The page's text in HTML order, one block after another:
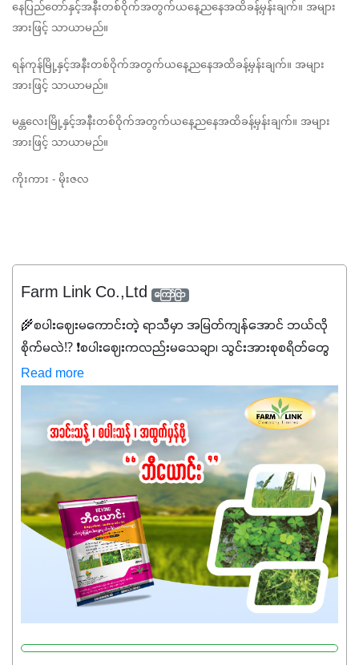
နေပြည်တော်နှင့်အနီးတစ်ဝိုက်အတွက်ယနေ့ညနေအထိခန့်မှန်းချက်။ အများ
အားဖြင့် သာယာမည်။
ရန်ကုန်မြို့နှင့်အနီးတစ်ဝိုက်အတွက်ယနေ့ညနေအထိခန့်မှန်းချက်။ အများ
အားဖြင့် သာယာမည်။
မန္တလေးမြို့နှင့်အနီးတစ်ဝိုက်အတွက်ယနေ့ညနေအထိခန့်မှန်းချက်။ အများ
အားဖြင့် သာယာမည်။
ကိုးကား - မိုးဇလ
Farm Link Co.,Ltd ကြော်ငြာ
🌾စပါးဈေးမကောင်းတဲ့ ရာသီမှာ အမြတ်ကျန်အောင် ဘယ်လို
စိုက်မလဲ⁉️ ❗စပါးဈေးကလည်းမသေချာ၊ သွင်းအားစုစရိတ်တွေ
ကလည်း တက်နေတဲ့ဒီလိုအချိန်မှာ သွင်းအားစုဖိုးကို လျှော့ချပြီး
အထွက်နှုန်းကို ထိန်းထားနိုင်မှ ဦးကြီးတို့ အဆင်ပြေမှာနော် ✔️ဒါ
ကြောင့် ကိုယ်သုံးသမျှ ကိုယ့်အတွက်အကျိုးရစေမယ့်
အရည်အသွေးစိတ်ချရတဲ့ သွင်းအားစုပစ္စည်းတွေကိုပဲ ရွေးချယ်
သုံးသင့်ပါတယ်။
Read more